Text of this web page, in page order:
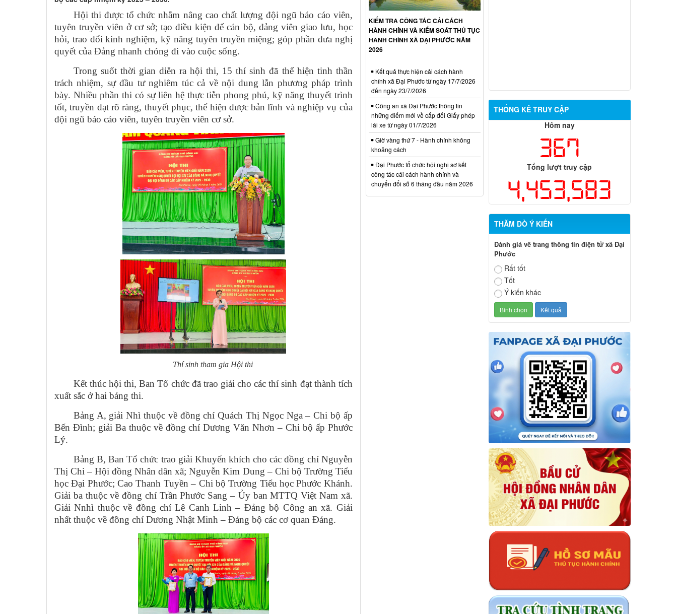
Hội thi được tổ chức nhằm nâng cao chất lượng đội ngũ báo cáo viên,
tuyên truyền viên ở cơ sở; tạo điều kiện để cán bộ, đảng viên giao lưu, học
hỏi, trao đổi kinh nghiệm, kỹ năng tuyên truyền miệng; góp phần đưa nghị
quyết của Đảng nhanh chóng đi vào cuộc sống.
Trong suốt thời gian diễn ra hội thi, 15 thí sinh đã thể hiện tinh thần
trách nhiệm, sự đầu tư nghiêm túc cả về nội dung lẫn phương pháp trình
bày. Nhiều phần thi có sự liên hệ thực tiễn phong phú, kỹ năng thuyết trình
tốt, truyền đạt rõ ràng, thuyết phục, thể hiện được bản lĩnh và nghiệp vụ của
đội ngũ báo cáo viên, tuyên truyền viên cơ sở.
Thí sinh tham gia Hội thi
Kết thúc hội thi, Ban Tổ chức đã trao giải cho các thí sinh đạt thành tích
xuất sắc ở hai bảng thi.
Bảng A, giải Nhì thuộc về đồng chí Quách Thị Ngọc Nga – Chi bộ ấp
Bến Đình; giải Ba thuộc về đồng chí Dương Văn Nhơn – Chi bộ ấp Phước
Lý.
Bảng B, Ban Tổ chức trao giải Khuyến khích cho các đồng chí Nguyễn
Thị Chi – Hội đồng Nhân dân xã; Nguyễn Kim Dung – Chi bộ Trường Tiểu
học Đại Phước; Cao Thanh Tuyền – Chi bộ Trường Tiểu học Phước Khánh.
Giải ba thuộc về đồng chí Trần Phước Sang – Ủy ban MTTQ Việt Nam xã.
Giải Nnhì thuộc về đồng chí Lê Canh Linh – Đảng bộ Công an xã. Giải
nhất thuộc về đồng chí Dương Nhật Minh – Đảng bộ các cơ quan Đảng.
THỐNG KÊ TRUY CẬP
Hôm nay
367
Tổng lượt truy cập
4,453,583
THĂM DÒ Ý KIẾN
Đánh giá về trang thông tin điện tử xã Đại
Phước
Rất tốt
Tốt
Ý kiến khác
KIỂM TRA CÔNG TÁC CẢI CÁCH
HÀNH CHÍNH VÀ KIỂM SOÁT THỦ TỤC
HÀNH CHÍNH XÃ ĐẠI PHƯỚC NĂM
2026
Kết quả thực hiện cải cách hành
chính xã Đại Phước từ ngày 17/7/2026
đến ngày 23/7/2026
Công an xã Đại Phước thông tin
những điểm mới về cấp đổi Giấy phép
lái xe từ ngày 01/7/2026
Giờ vàng thứ 7 - Hành chính không
khoảng cách
Đại Phước tổ chức hội nghị sơ kết
công tác cải cách hành chính và
chuyển đổi số 6 tháng đầu năm 2026